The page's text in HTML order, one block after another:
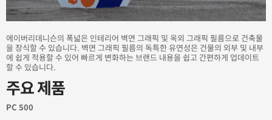
에이버리데니슨의 폭넓은 인테리어 벽면 그래픽 및 옥외 그래픽 필름으로 건축물
을 장식할 수 있습니다. 벽면 그래픽 필름의 독특한 유연성은 건물의 외부 및 내부
에 쉽게 적용할 수 있어 빠르게 변화하는 브랜드 내용을 쉽고 간편하게 업데이트
할 수 있습니다.
주요 제품
PC 500